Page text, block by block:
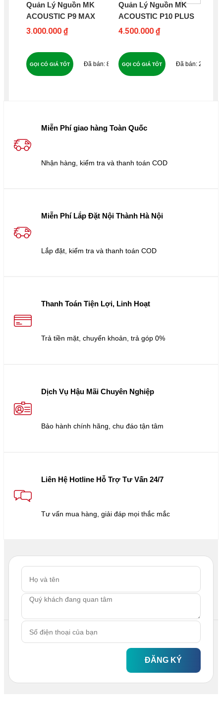
Quản Lý Nguồn MK
ACOUSTIC P9 MAX
3.000.000 ₫
80
GỌI CÓ GIÁ TỐT
Quản Lý Nguồn MK
ACOUSTIC P10 PLUS
4.500.000 ₫
24
GỌI CÓ GIÁ TỐT
Miễn Phí giao hàng Toàn Quốc
Nhận hàng, kiểm tra và thanh toán COD
Miễn Phí Lắp Đặt Nội Thành Hà Nội
Lắp đặt, kiểm tra và thanh toán COD
Thanh Toán Tiện Lợi, Linh Hoạt
Trả tiền mặt, chuyển khoản, trả góp 0%
Dịch Vụ Hậu Mãi Chuyên Nghiệp
Bảo hành chính hãng, chu đáo tận tâm
Liên Hệ Hotline Hỗ Trợ Tư Vấn 24/7
Tư vấn mua hàng, giải đáp mọi thắc mắc
ĐĂNG KÝ